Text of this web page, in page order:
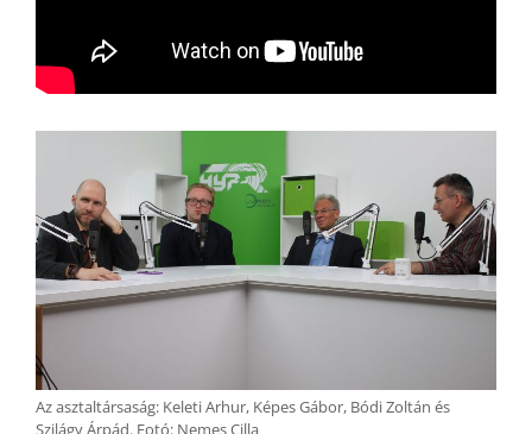
Az asztaltársaság: Keleti Arhur, Képes Gábor, Bódi Zoltán és